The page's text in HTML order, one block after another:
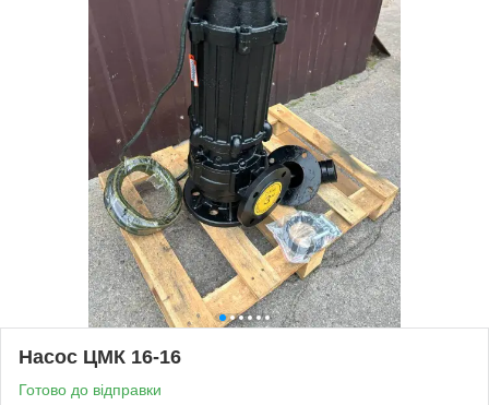
Насос ЦМК 16-16
Готово до відправки